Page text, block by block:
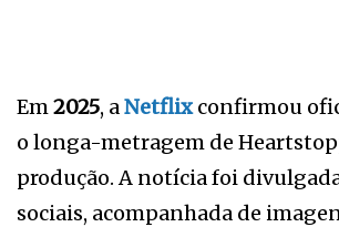
Em2025, aNetflix confirmou
o longa-metragem de
produção. A notícia foi
sociais, acompanhada de